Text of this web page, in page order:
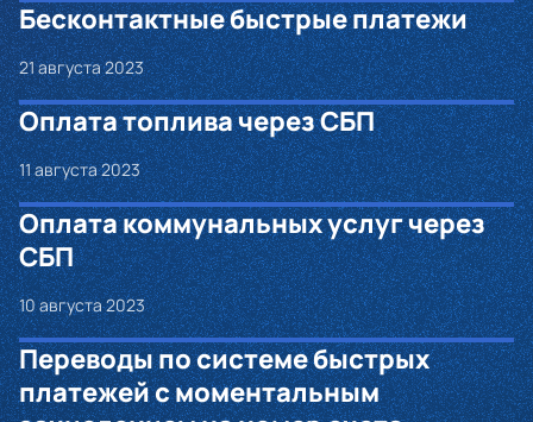
Бесконтактные быстрые платежи
21 августа 2023
Оплата топлива через СБП
11 августа 2023
Оплата коммунальных услуг через
СБП
10 августа 2023
Переводы по системе быстрых
платежей с моментальным